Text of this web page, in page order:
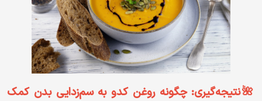
🌺نتیجه‌گیری: چگونه روغن کدو به سم‌زدایی بدن کمک